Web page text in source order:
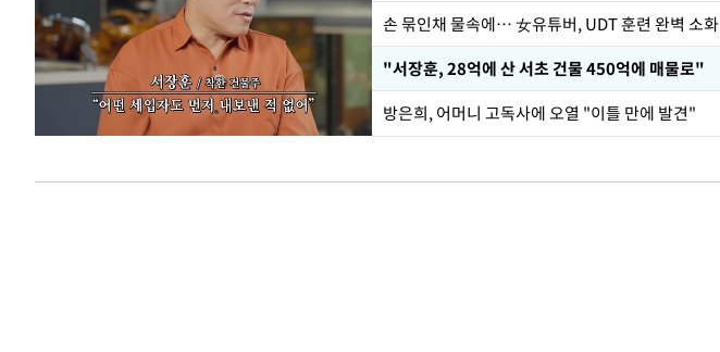
손 묶인채 물속에… 女유튜버, UDT 훈련 완벽 소화
"서장훈, 28억에 산 서초 건물 450억에 매물로"
방은희, 어머니 고독사에 오열 "이틀 만에 발견"